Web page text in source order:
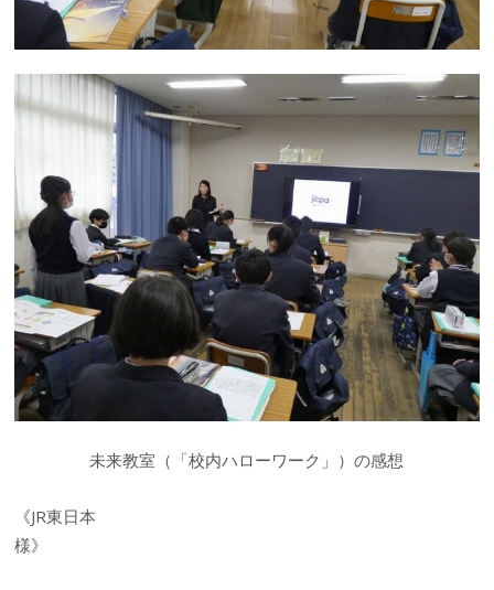
未来教室（「校内ハローワーク」）の感想
《JR東日本
様》